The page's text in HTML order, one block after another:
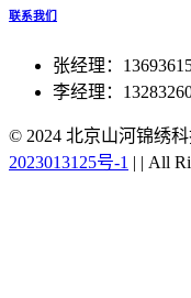
联系我们
张经理：
李经理：
© 2024 北京山河锦绣
2023013125号-1 | | All